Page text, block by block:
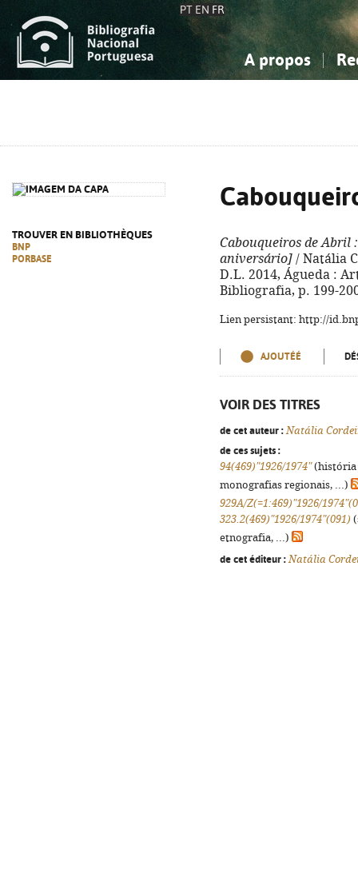
PT EN FR
A propos
TROUVER EN BIBLIOTHÈQUES
BNP
PORBASE
Cabouqueiros de Abril
aniversário] / Natália
D.L. 2014, Águeda :
Bibliografia, p. 199-
Lien persistant: http://
AJOUTÉÉ
VOIR DES TITRES
de cet auteur : Natália
de ces sujets :
94(469)"1926/1974"(história
monografias regionais, ...)
929A/Z(=1:469)"1926/
323.2(469)"1926/1974"(091)
etnografia, ...)
de cet éditeur : Natália